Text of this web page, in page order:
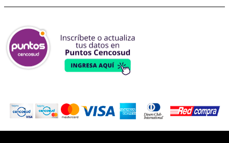
SEGURO CENCOSUD
VENTA EMPRESA
PARIS
EASY